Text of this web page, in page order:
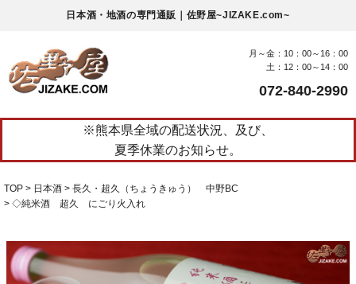
日本酒・地酒の専門通販｜佐野屋~JIZAKE.com~
月～金：10：00～16：00
土：12：00～14：00
072-840-2990
※熊本県全域の配送状況、及び、
夏季休業のお知らせ。
TOP 日本酒
長久・超久（ちょうきゅう） 中野BC
◇純米酒 超久 にごり火入れ